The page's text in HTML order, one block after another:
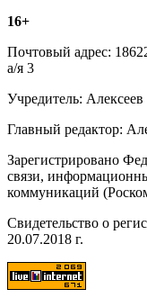
16+
Почтовый адрес:
а/я 3
Учредитель:
Главный редактор:
Зарегистрировано
связи,
коммуникаций
Свидетельство о
20.07.2018 г.